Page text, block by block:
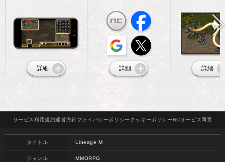
詳細 詳細 詳細
サービス 利用規約運営方針プライバシーポリシー クッキーポリシーNCサービス 同意
タイトル Lineage M
ジャンル MMORPG